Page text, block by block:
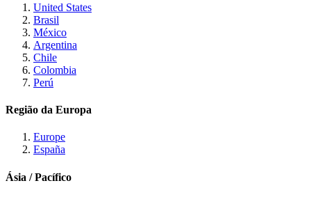
United States
Brasil
México
Argentina
Chile
Colombia
Perú
Região da Europa
Europe
España
Ásia / Pacífico